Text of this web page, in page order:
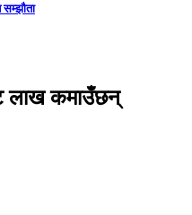
सम्झौता
लाख कमाउँछन्